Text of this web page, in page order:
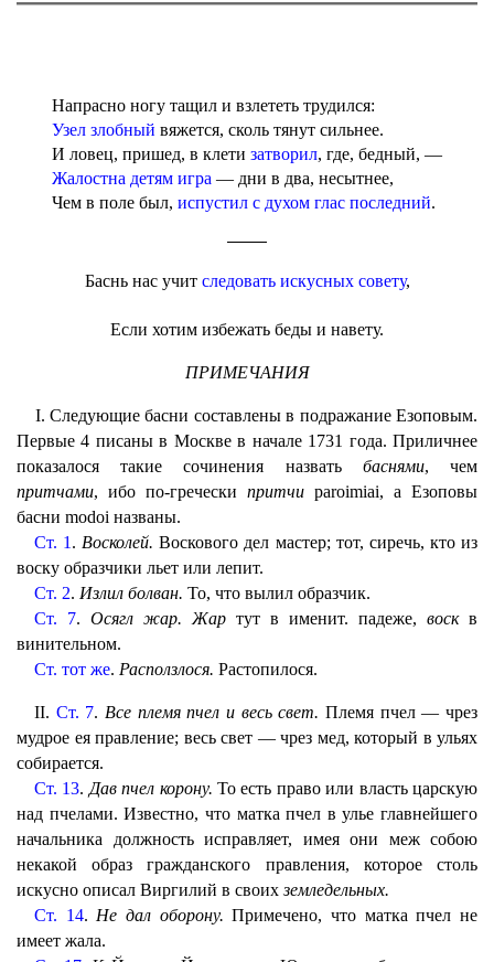
Напрасно ногу тащил и взлететь трудился:
Узел злобный вяжется, сколь тянут сильнее.
И ловец, пришед, в клети затворил, где, бедный, —
Жалостна детям игра — дни в два, несытнее,
Чем в поле был, испустил с духом глас последний.
Баснь нас учит следовать искусных совету,
Если хотим избежать беды и навету.
ПРИМЕЧАНИЯ
I. Следующие басни составлены в подражание Езоповым.
Первые 4 писаны в Москве в начале 1731 года. Приличнее
показалося такие сочинения назвать баснями, чем
притчами, ибо по-гречески притчи paroimiai, а Езоповы
басни modoi названы.
Ст. 1 . Восколей. Воскового дел мастер; тот, сиречь, кто из
воску образчики льет или лепит.
Ст. 2. Излил болван. То, что вылил образчик.
Ст. 7. Осягл жар. Жар тут в именит. падеже, воскв
винительном.
Ст. тот же. Расползлося. Растопилося.
II. Ст. 7. Все племя пчел и весь свет. Племя пчел — чрез
мудрое ея правление; весь свет — чрез мед, который в ульях
собирается.
Ст. 13. Дав пчел корону. То есть право или власть царскую
над пчелами. Известно, что матка пчел в улье главнейшего
начальника должность исправляет, имея они меж собою
некакой образ гражданского правления, которое столь
искусно описал Виргилий в своихземледельных.
Ст. 14. Не дал оборону. Примечено, что матка пчел не
имеет жала.